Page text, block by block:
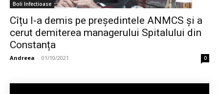
Boli Infectioase
Cîțu l-a demis pe preşedintele ANMCS și a
cerut demiterea managerului Spitalului din
Constanța
Andreea - 01/10/2021 0